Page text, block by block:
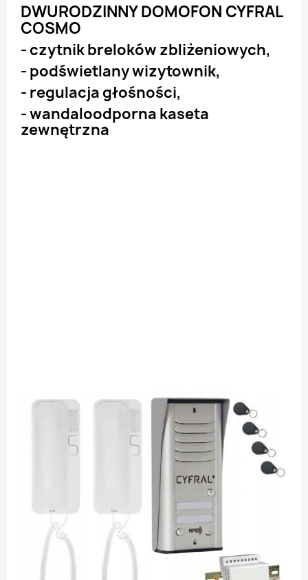
DWURODZINNY DOMOFON CYFRAL
COSMO
- czytnik breloków zbliżeniowych,
- podświetlany wizytownik,
- regulacja głośności,
- wandaloodporna kaseta
zewnętrzna